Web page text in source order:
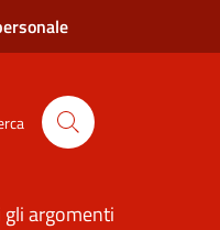
gli argomenti